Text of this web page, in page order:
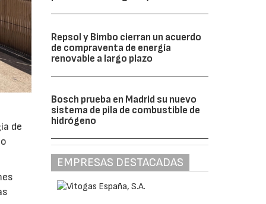
de
Repsol y Bimbo cierran un acuerdo
de compraventa de energía
renovable a largo plazo
Bosch prueba en Madrid su nuevo
sistema de pila de combustible de
hidrógeno
EMPRESAS DESTACADAS